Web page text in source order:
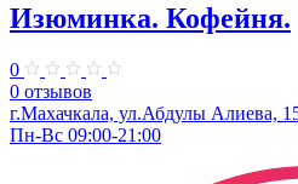
Изюминка. Кофейня.
0
0 отзывов
​г.Махачкала, ул.Абдулы Алиева,
Пн-Вс 09:00-21:00